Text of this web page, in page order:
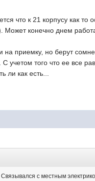
что к 21 корпусу как то
Может конечно днем
на приемку, но берут
учетом того что ее все
ли как есть...
с местным